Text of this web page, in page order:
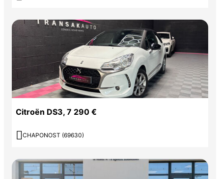
Citroën DS3, 7 290 €
 CHAPONOST (69630)